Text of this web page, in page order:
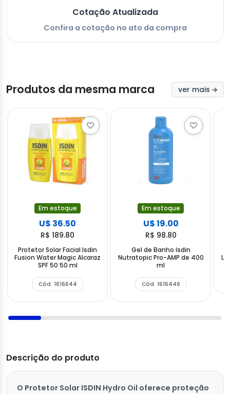
Cotação Atualizada
Confira a cotação no ato da compra
Produtos da mesma marca ver mais
Em estoque
U$ 36.50
R$ 189.80
Protetor Solar Facial Isdin
Fusion Water Magic Alcaraz
SPF 50 50 ml
Cód. 1616644
Em estoque
U$ 19.00
R$ 98.80
Gel de Banho Isdin
Nutratopic Pro-AMP de 400
ml
Cód. 1616446
Descrição do produto
O Protetor Solar ISDIN Hydro Oil oferece proteção